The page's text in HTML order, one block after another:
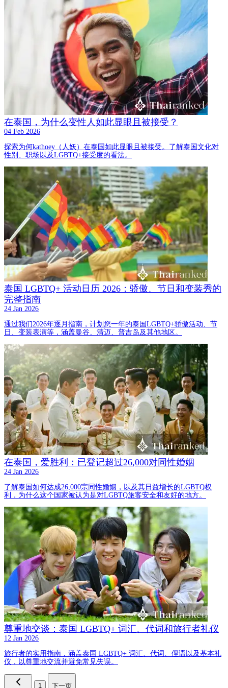
在泰国，为什么变性人如此显眼且被接受？
04 Feb 2026
探索为何kathoey（人妖）在泰国如此显眼且被接受。了解泰国文化对
性别、职场以及LGBTQ+接受度的看法。
泰国 LGBTQ+ 活动日历 2026：骄傲、节日和变装秀的
完整指南
24 Jan 2026
通过我们2026年逐月指南，计划您一年的泰国LGBTQ+骄傲活动、节
日、变装表演等，涵盖曼谷、清迈、普吉岛及其他地区。
在泰国，爱胜利：已登记超过26,000对同性婚姻
24 Jan 2026
了解泰国如何达成26,000宗同性婚姻，以及其日益增长的LGBTQ权
利，为什么这个国家被认为是对LGBTQ旅客安全和友好的地方。
尊重地交谈：泰国 LGBTQ+ 词汇、代词和旅行者礼仪
12 Jan 2026
旅行者的实用指南，涵盖泰国 LGBTQ+ 词汇、代词、俚语以及基本礼
仪，以尊重地交流并避免常见失误。
1 下一页